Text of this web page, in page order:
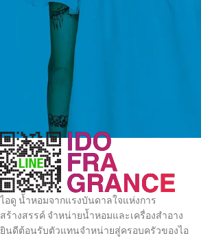
ไอดู น้ำหอมจากแรงบันดาลใจแห่งการ
สร้างสรรค์ จำหน่ายน้ำหอมและเครื่องสำอาง
ยินดีต้อนรับตัวแทนจำหน่ายสู่ครอบครัวของไอ